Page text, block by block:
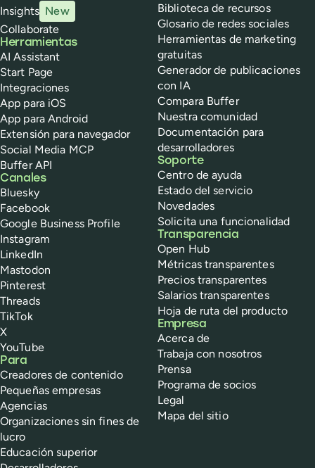
Insights New
Collaborate
Herramientas
AI Assistant
Start Page
Integraciones
App para iOS
App para Android
Extensión para navegador
Social Media MCP
Buffer API
Canales
Bluesky
Facebook
Google Business Profile
Instagram
LinkedIn
Mastodon
Pinterest
Threads
TikTok
X
YouTube
Para
Creadores de contenido
Pequeñas empresas
Agencias
Organizaciones sin fines de
lucro
Educación superior
Biblioteca de recursos
Glosario de redes sociales
Herramientas de marketing
gratuitas
Generador de publicaciones
con IA
Compara Buffer
Nuestra comunidad
Documentación para
desarrolladores
Soporte
Centro de ayuda
Estado del servicio
Novedades
Solicita una funcionalidad
Transparencia
Open Hub
Métricas transparentes
Precios transparentes
Salarios transparentes
Hoja de ruta del producto
Empresa
Acerca de
Trabaja con nosotros
Prensa
Programa de socios
Legal
Mapa del sitio